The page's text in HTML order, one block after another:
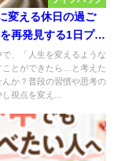
変える休日の過ご
再発見する1日プラ
、「人生を変えるような
ことができたら…と考えた
んか？普段の習慣や思考の
視点を変え...